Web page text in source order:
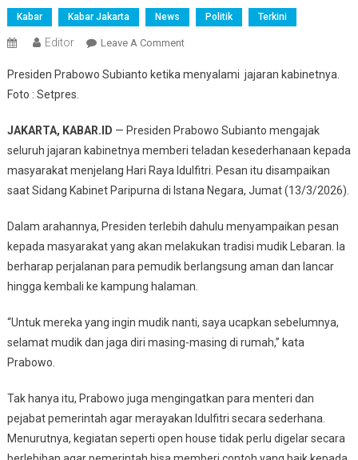
Kabar Kabar Jakarta News Politik Terkini
Editor Leave A CommentOn
Prabowo
Tunjukkan
Kesederhanaan
Jelang
Lebaran,
Ekonomi
Tetap
Harus
Presiden Prabowo Subianto ketika menyalami jajaran kabinetnya.
Foto : Setpres.
JAKARTA, KABAR.ID — Presiden Prabowo Subianto mengajak
seluruh jajaran kabinetnya memberi teladan kesederhanaan kepada
masyarakat menjelang Hari Raya Idulfitri. Pesan itu disampaikan
saat Sidang Kabinet Paripurna di Istana Negara, Jumat (13/3/2026).
Dalam arahannya, Presiden terlebih dahulu menyampaikan pesan
kepada masyarakat yang akan melakukan tradisi mudik Lebaran. Ia
berharap perjalanan para pemudik berlangsung aman dan lancar
hingga kembali ke kampung halaman.
“Untuk mereka yang ingin mudik nanti, saya ucapkan sebelumnya,
selamat mudik dan jaga diri masing-masing di rumah,” kata
Prabowo.
Tak hanya itu, Prabowo juga mengingatkan para menteri dan
pejabat pemerintah agar merayakan Idulfitri secara sederhana.
Menurutnya, kegiatan seperti open house tidak perlu digelar secara